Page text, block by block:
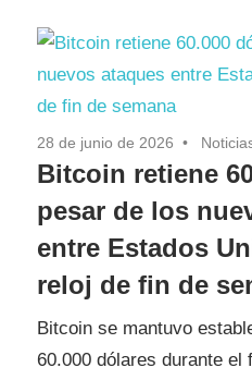
28 de junio de 2026
Bitcoin retiene
pesar de los
entre Estados
reloj de fin de
Bitcoin se mantuvo
60.000 dólares durante el